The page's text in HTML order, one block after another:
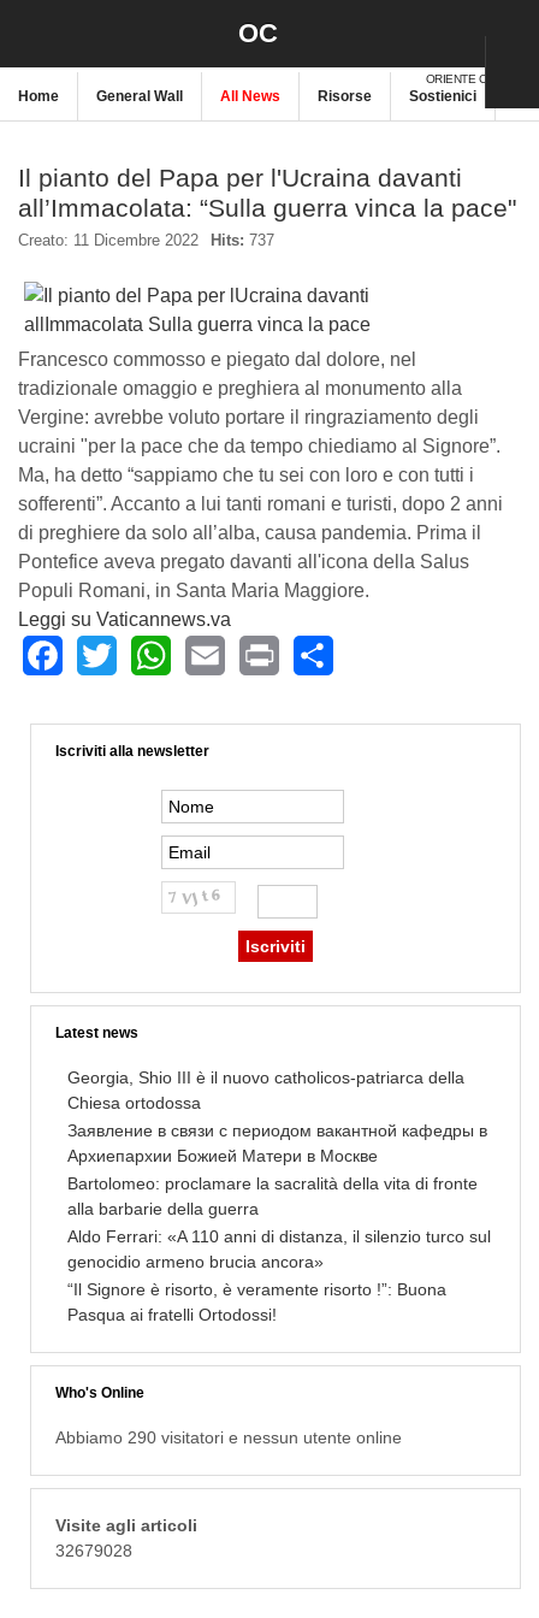
OC
ORIENTE CRISTIANO
Home General Wall All News Risorse Sostienici
Il pianto del Papa per l'Ucraina davanti
all’Immacolata: “Sulla guerra vinca la pace"
Creato: 11 Dicembre 2022 Hits: 737
Francesco commosso e piegato dal dolore, nel
tradizionale omaggio e preghiera al monumento alla
Vergine: avrebbe voluto portare il ringraziamento degli
ucraini "per la pace che da tempo chiediamo al Signore”.
Ma, ha detto “sappiamo che tu sei con loro e con tutti i
sofferenti”. Accanto a lui tanti romani e turisti, dopo 2 anni
di preghiere da solo all’alba, causa pandemia. Prima il
Pontefice aveva pregato davanti all'icona della Salus
Populi Romani, in Santa Maria Maggiore.
Leggi su Vaticannews.va
Iscriviti alla newsletter
Latest news
Georgia, Shio III è il nuovo catholicos-patriarca della
Chiesa ortodossa
Заявление в связи с периодом вакантной кафедры в
Архиепархии Божией Матери в Москве
Bartolomeo: proclamare la sacralità della vita di fronte
alla barbarie della guerra
Aldo Ferrari: «A 110 anni di distanza, il silenzio turco sul
genocidio armeno brucia ancora»
“Il Signore è risorto, è veramente risorto !”: Buona
Pasqua ai fratelli Ortodossi!
Who's Online
Abbiamo 290 visitatori e nessun utente online
Visite agli articoli
32679028